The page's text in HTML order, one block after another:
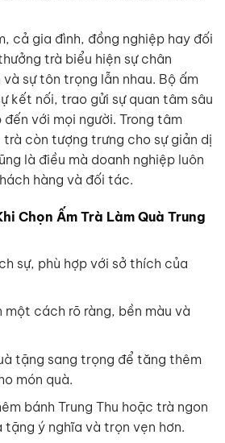
cả gia đình, đồng nghiệp hay đối
trà biểu hiện sự chân
sự tôn trọng lẫn nhau. Bộ ấm
kết nối, trao gửi sự quan tâm sâu
với mọi người. Trong tâm
còn tượng trưng cho sự giản dị
là điều mà doanh nghiệp luôn
hàng và đối tác.
Chọn Ấm Trà Làm Quà Trung
sự, phù hợp với sở thích của
một cách rõ ràng, bền màu và
tặng sang trọng để tăng thêm
món quà.
bánh Trung Thu hoặc trà ngon
ý nghĩa và trọn vẹn hơn.